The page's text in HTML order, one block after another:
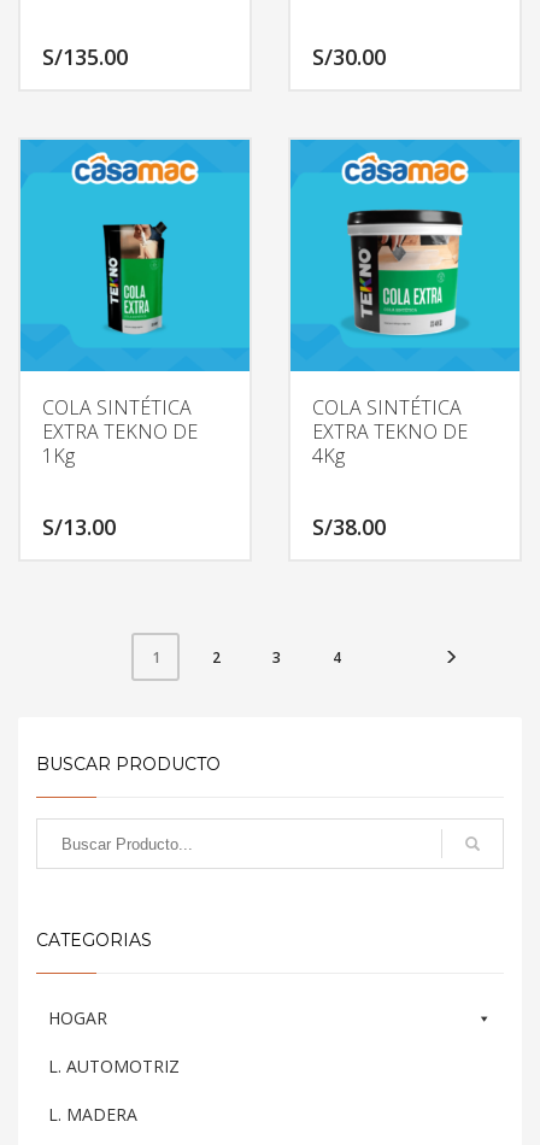
S/135.00 S/30.00
COLA SINTÉTICA
EXTRA TEKNO DE
1Kg
S/13.00
COLA SINTÉTICA
EXTRA TEKNO DE
4Kg
S/38.00
1 2 3 4
BUSCAR PRODUCTO
CATEGORIAS
HOGAR
L. AUTOMOTRIZ
L. MADERA